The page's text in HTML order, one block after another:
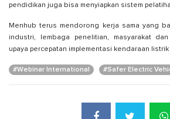
pendidikan juga bisa menyiapkan sistem
Menhub terus mendorong kerja sama yang
industri, lembaga penelitian, masyarakat
upaya percepatan implementasi kendaraan
#Webinar International #Safer Electric